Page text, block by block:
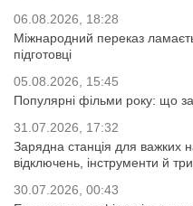
06.08.2026, 18:28
Міжнародний переказ
підготовці
05.08.2026, 15:45
Популярні фільми року: що
31.07.2026, 17:32
Зарядна станція для важких
відключень, інструменти й
30.07.2026, 00:43